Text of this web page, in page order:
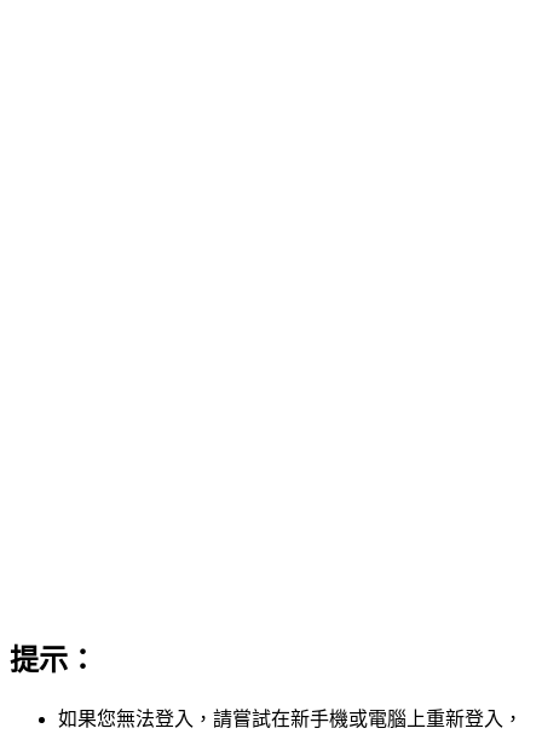
提示：
如果您無法登入，請嘗試在新手機或電腦上重新登入，